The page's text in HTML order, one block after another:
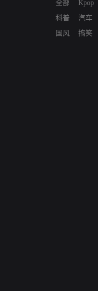
全部
科普
国风
Kpop
汽车
搞笑